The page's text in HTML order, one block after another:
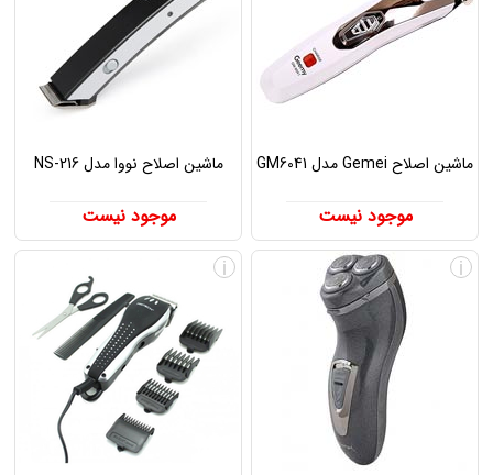
ماشین اصلاح Gemei مدل GM6041
موجود نیست
ماشین اصلاح نووا مدل NS-216
موجود نیست
i
i